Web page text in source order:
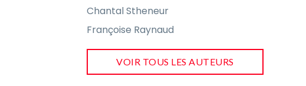
Chantal Stheneur
Françoise Raynaud
VOIR TOUS LES AUTEURS